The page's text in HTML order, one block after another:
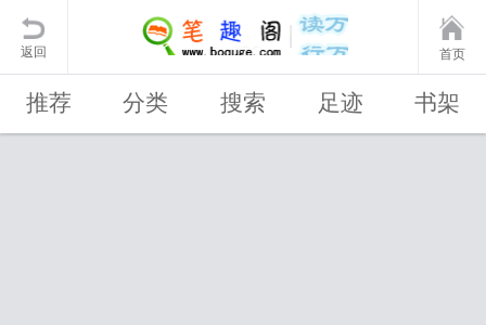
返回 首页
推荐 分类 搜索 足迹 书架